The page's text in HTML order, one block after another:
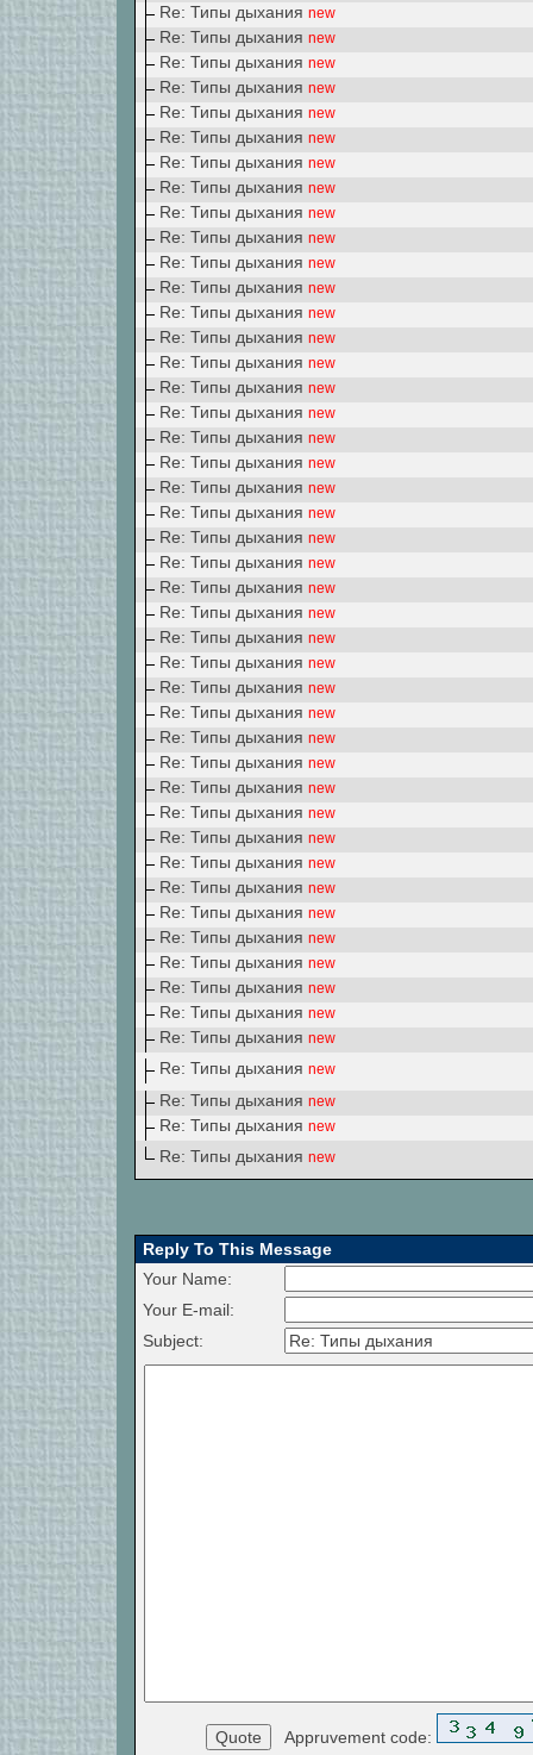
Re: Типы дыхания new
Re: Типы дыхания new
Re: Типы дыхания new
Re: Типы дыхания new
Re: Типы дыхания new
Re: Типы дыхания new
Re: Типы дыхания new
Re: Типы дыхания new
Re: Типы дыхания new
Re: Типы дыхания new
Re: Типы дыхания new
Re: Типы дыхания new
Re: Типы дыхания new
Re: Типы дыхания new
Re: Типы дыхания new
Re: Типы дыхания new
Re: Типы дыхания new
Re: Типы дыхания new
Re: Типы дыхания new
Re: Типы дыхания new
Re: Типы дыхания new
Re: Типы дыхания new
Re: Типы дыхания new
Re: Типы дыхания new
Re: Типы дыхания new
Re: Типы дыхания new
Re: Типы дыхания new
Re: Типы дыхания new
Re: Типы дыхания new
Re: Типы дыхания new
Re: Типы дыхания new
Re: Типы дыхания new
Re: Типы дыхания new
Re: Типы дыхания new
Re: Типы дыхания new
Re: Типы дыхания new
Re: Типы дыхания new
Re: Типы дыхания new
Re: Типы дыхания new
Re: Типы дыхания new
Re: Типы дыхания new
Re: Типы дыхания new
Re: Типы дыхания new
Re: Типы дыхания new
Re: Типы дыхания new
Re: Типы дыхания new
Reply To This Message
Your Name:
Your E-mail:
Subject:
Appruvement code: